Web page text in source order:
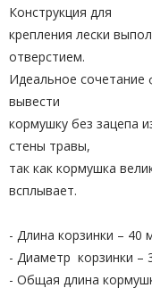
Конструкция для
крепления лески
отверстием.
Идеальное
вывести
кормушку без зацепа
стены травы,
так как кормушка
всплывает.
- Длина корзинки – 40
- Диаметр корзинки –
- Общая длина